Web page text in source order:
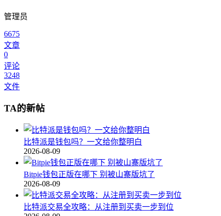
管理员
6675
文章
0
评论
3248
文件
TA的新帖
比特派是钱包吗？一文给你整明白
2026-08-09
Bitpie钱包正版在哪下 别被山寨版坑了
2026-08-09
比特派交易全攻略：从注册到买卖一步到位